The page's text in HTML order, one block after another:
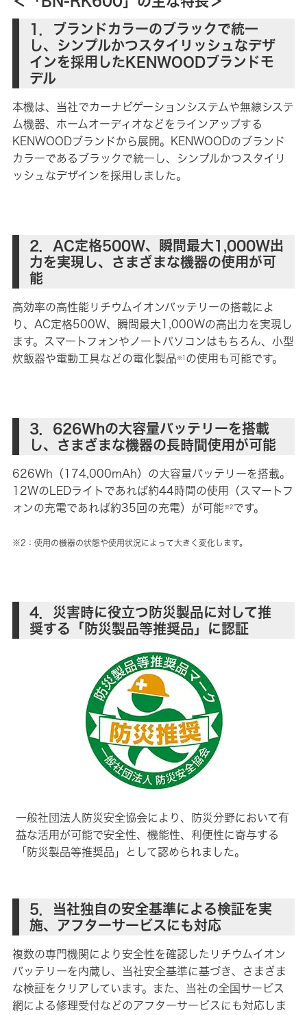
1．ブランドカラーのブラックで統一
し、シンプルかつスタイリッシュなデザ
インを採用したKENWOODブランドモ
デル
本機は、当社でカーナビゲーションシステムや無線システ
ム機器、ホームオーディオなどをラインアップする
KENWOODブランドから展開。KENWOODのブランド
カラーであるブラックで統一し、シンプルかつスタイリ
ッシュなデザインを採用しました。
2．AC定格500W、瞬間最大1,000W出
力を実現し、さまざまな機器の使用が可
能
高効率の高性能リチウムイオンバッテリーの搭載によ
り、AC定格500W、瞬間最大1,000Wの高出力を実現し
ます。スマートフォンやノートパソコンはもちろん、小型
炊飯器や電動工具などの電化製品 ※1 の使用も可能です。
3．626Whの大容量バッテリーを搭載
し、さまざまな機器の長時間使用が可能
626Wh（174,000mAh）の大容量バッテリーを搭載。
12WのLEDライトであれば約44時間の使用（スマートフ
ォンの充電であれば約35回の充電）が可能 ※2です。
※2：使用の機器の状態や使用状況によって大きく変化します。
4．災害時に役立つ防災製品に対して推
奨する「防災製品等推奨品」に認証
一般社団法人防災安全協会により、防災分野において有
益な活用が可能で安全性、機能性、利便性に寄与する
「防災製品等推奨品」として認められました。
5．当社独自の安全基準による検証を実
施、アフターサービスにも対応
複数の専門機関により安全性を確認したリチウムイオン
バッテリーを内蔵し、当社安全基準に基づき、さまざま
な検証をクリアしています。また、当社の全国サービス
網による修理受付などのアフターサービスにも対応しま